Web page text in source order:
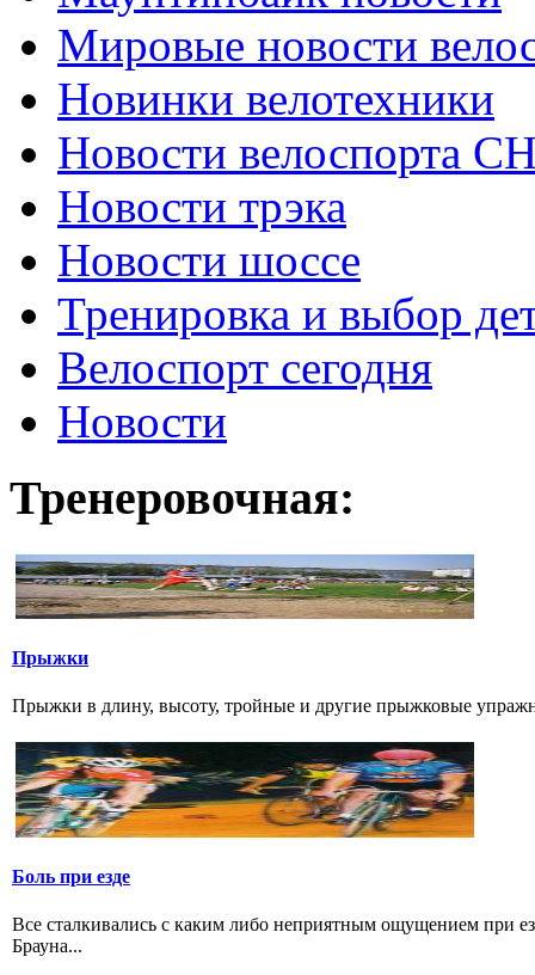
Мировые новости
Новинки велотехники
Новости велоспорта
Новости трэка
Новости шоссе
Тренировка и выбор
Велоспорт сегодня
Новости
Тренеровочная:
Прыжки
Прыжки в длину, высоту, тройные и другие прыжковые
Боль при езде
Все сталкивались с каким либо неприятным ощущением при
Брауна...